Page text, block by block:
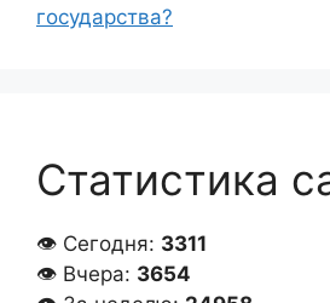
государства?
Статистика
👁 Сегодня: 3311
👁 Вчера: 3654